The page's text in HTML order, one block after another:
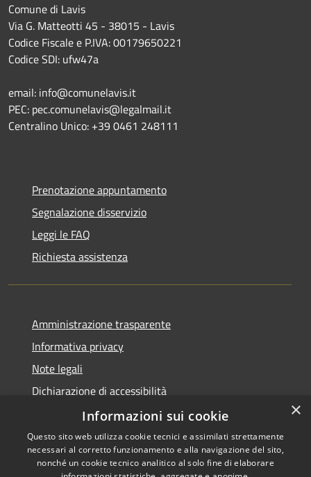
Comune di Lavis
Via G. Matteotti 45 - 38015 - Lavis
Codice Fiscale e P.IVA: 00179650221
Codice SDI: ufw47a
email: info@comunelavis.it
PEC: pec.comunelavis@legalmail.it
Centralino Unico: +39 0461 248111
Prenotazione appuntamento
Segnalazione disservizio
Leggi le FAQ
Richiesta assistenza
Amministrazione trasparente
Informativa privacy
Note legali
Dichiarazione di accessibilità
Informative Privacy
×
Informazioni sui cookie
Questo sito web utilizza cookie tecnici e assimilati strettamente
necessari al corretto funzionamento e alla navigazione del sito,
nonché un cookie tecnico analitico al solo fine di elaborare